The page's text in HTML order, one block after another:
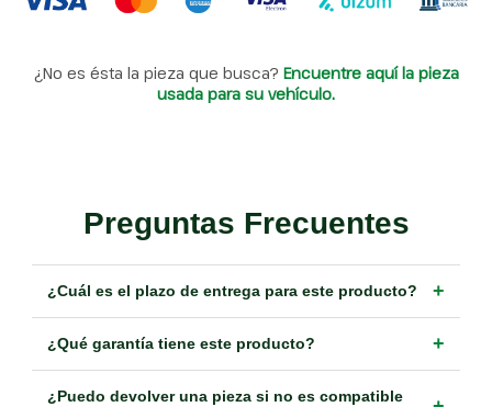
¿No es ésta la pieza que busca? Encuentre aquí la pieza
usada para su vehículo.
Preguntas Frecuentes
¿Cuál es el plazo de entrega para este producto? +
¿Qué garantía tiene este producto? +
¿Puedo devolver una pieza si no es compatible